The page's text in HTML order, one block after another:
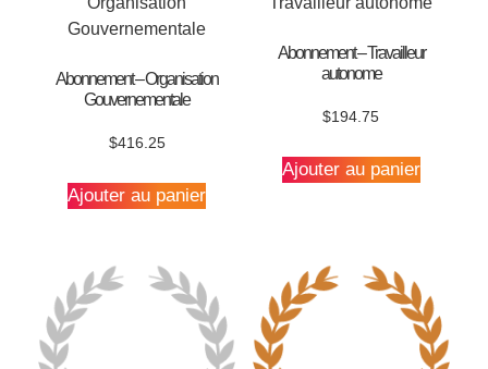
Abonnement – Organisation
Gouvernementale
$416.25
Ajouter au panier
Abonnement – Travailleur
autonome
$194.75
Ajouter au panier